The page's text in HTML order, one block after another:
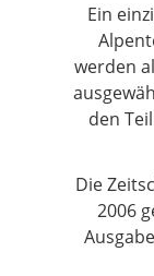
Ein
werden
den
Die
2006